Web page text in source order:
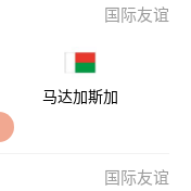
国际友谊
马达加斯加
国际友谊